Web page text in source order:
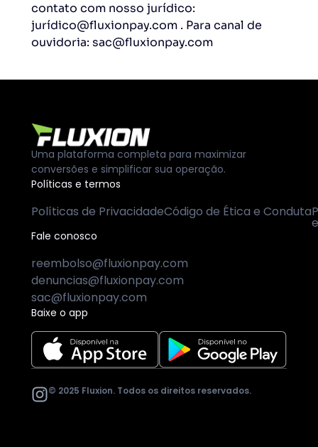
contato com nosso jurídico:
jurídico@fluxionpay.com . Para canal de
ouvidoria: sac@fluxionpay.com
Uma plataforma completa para maximizar
conversões e simplificar sua operação.
Políticas e termos
Políticas de PrivacidadeCódigo de Ética e Conduta
Fale conosco
reembolso@fluxionpay.com
denuncias@fluxionpay.com
sac@fluxionpay.com
Baixe o app
© 2025 Fluxion. Todos os direitos reservados.